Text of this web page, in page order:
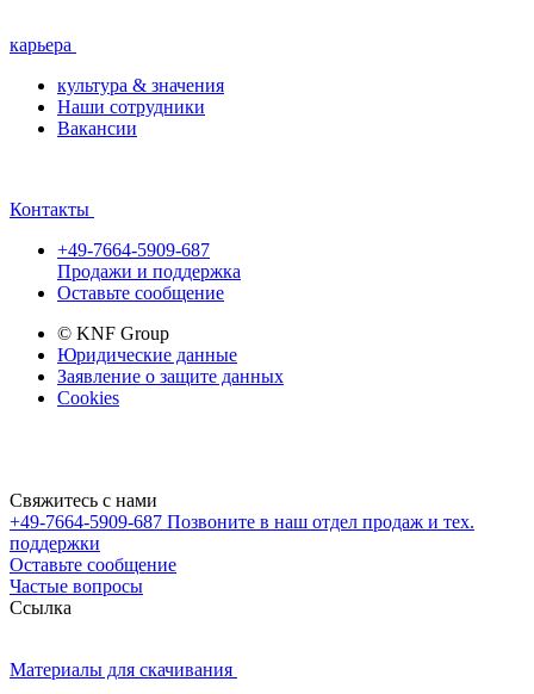
карьера
культура & значения
Наши сотрудники
Вакансии
Контакты
+49-7664-5909-687
Продажи и поддержка
Оставьте сообщение
© KNF Group
Юридические данные
Заявление о защите данных
Cookies
Свяжитесь с нами
+49-7664-5909-687 Позвоните в наш отдел продаж и тех.
поддержки
Оставьте сообщение
Частые вопросы
Cсылка
Материалы для скачивания